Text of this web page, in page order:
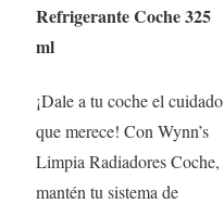
Refrigerante Coche 325
ml
¡Dale a tu coche el cuidado
que merece! Con Wynn’s
Limpia Radiadores Coche,
mantén tu sistema de